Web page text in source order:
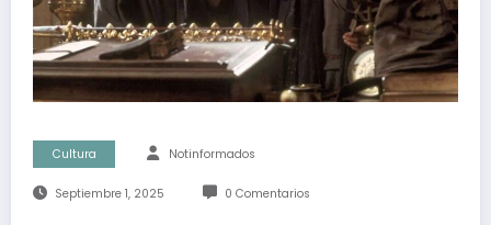
Cultura Notinformados
Septiembre 1, 2025 0 Comentarios